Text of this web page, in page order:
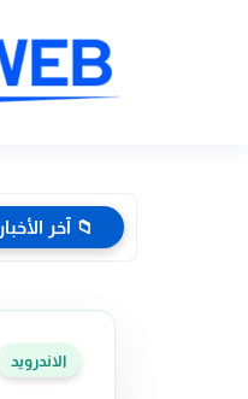
📁 آخر الأخبار
الاندرويد